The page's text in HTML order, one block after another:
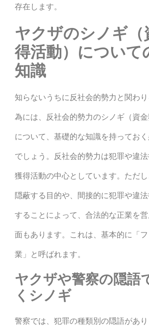
存在します。
ヤクザのシノギ（
得活動）について
知識
知らないうちに反社会的勢力と関わ
為には、反社会的勢力のシノギ（資金
について、基礎的な知識を持ってお
でしょう。反社会的勢力は犯罪や違
獲得活動の中心としています。ただ
隠蔽する目的や、間接的に犯罪や違
することによって、合法的な正業を
面もあります。これは、基本的に「
業」と呼ばれます。
ヤクザや警察の隠語
くシノギ
警察では、犯罪の種類別の隠語があ